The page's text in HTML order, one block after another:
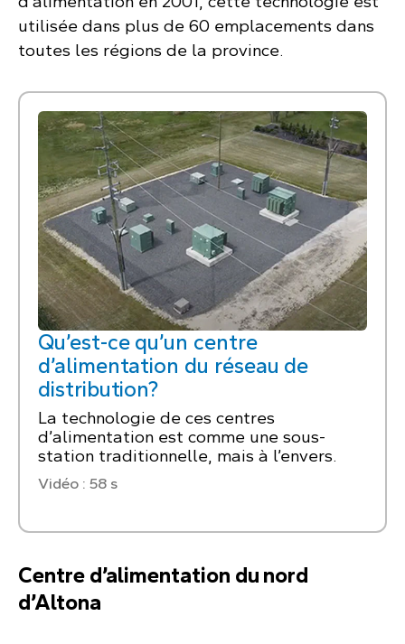
utilisée dans plus de 60 emplacements dans
toutes les régions de la province.
Qu’est-ce qu’un centre
d’alimentation du réseau de
distribution?
La technologie de ces centres
d’alimentation est comme une sous-
station traditionnelle, mais à l’envers.
Vidéo : 58 s
Centre d’alimentation du nord
d’Altona